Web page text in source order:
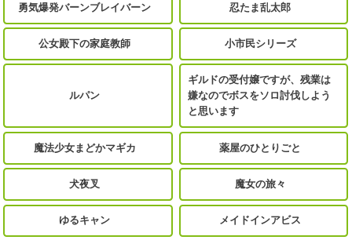
勇気爆発バーンブレイバーン 忍たま乱太郎
公女殿下の家庭教師 小市民シリーズ
ルパン
ギルドの受付嬢ですが、残業は
嫌なのでボスをソロ討伐しよう
と思います
魔法少女まどかマギカ 薬屋のひとりごと
犬夜叉 魔女の旅々
ゆるキャン メイドインアビス